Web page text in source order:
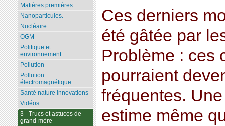
Ces derniers
été gâtée par
Problème : ces
pourraient
fréquentes.
estime même
Matières premières
Nanoparticules.
Nucléaire
OGM
Politique et
environnement
Pollution
Pollution
électromagnétique.
Santé nature innovations
Vidéos
3 - Trucs et astuces de
grand-mère